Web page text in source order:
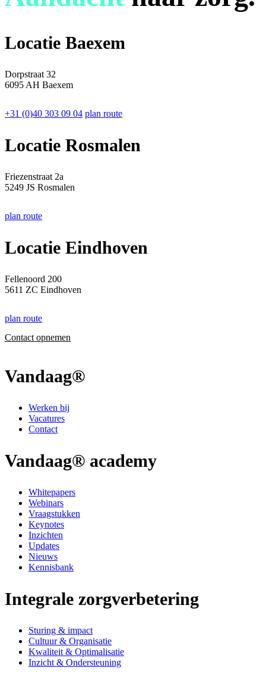
Locatie Baexem
Dorpstraat 32
6095 AH Baexem
+31 (0)40 303 09 04 plan route
Locatie Rosmalen
Friezenstraat 2a
5249 JS Rosmalen
plan route
Locatie Eindhoven
Fellenoord 200
5611 ZC Eindhoven
plan route
Contact opnemen
Vandaag®
Werken bij
Vacatures
Contact
Vandaag® academy
Whitepapers
Webinars
Vraagstukken
Keynotes
Inzichten
Updates
Nieuws
Kennisbank
Integrale zorgverbetering
Sturing & impact
Cultuur & Organisatie
Kwaliteit & Optimalisatie
Inzicht & Ondersteuning